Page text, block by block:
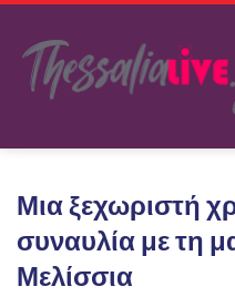
Μια ξεχωριστή
συναυλία με τη
Μελίσσια